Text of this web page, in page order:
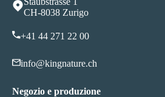
CH-8038 Zurigo
+41 44 271 22 00
info@kingnature.ch
Negozio e produzione